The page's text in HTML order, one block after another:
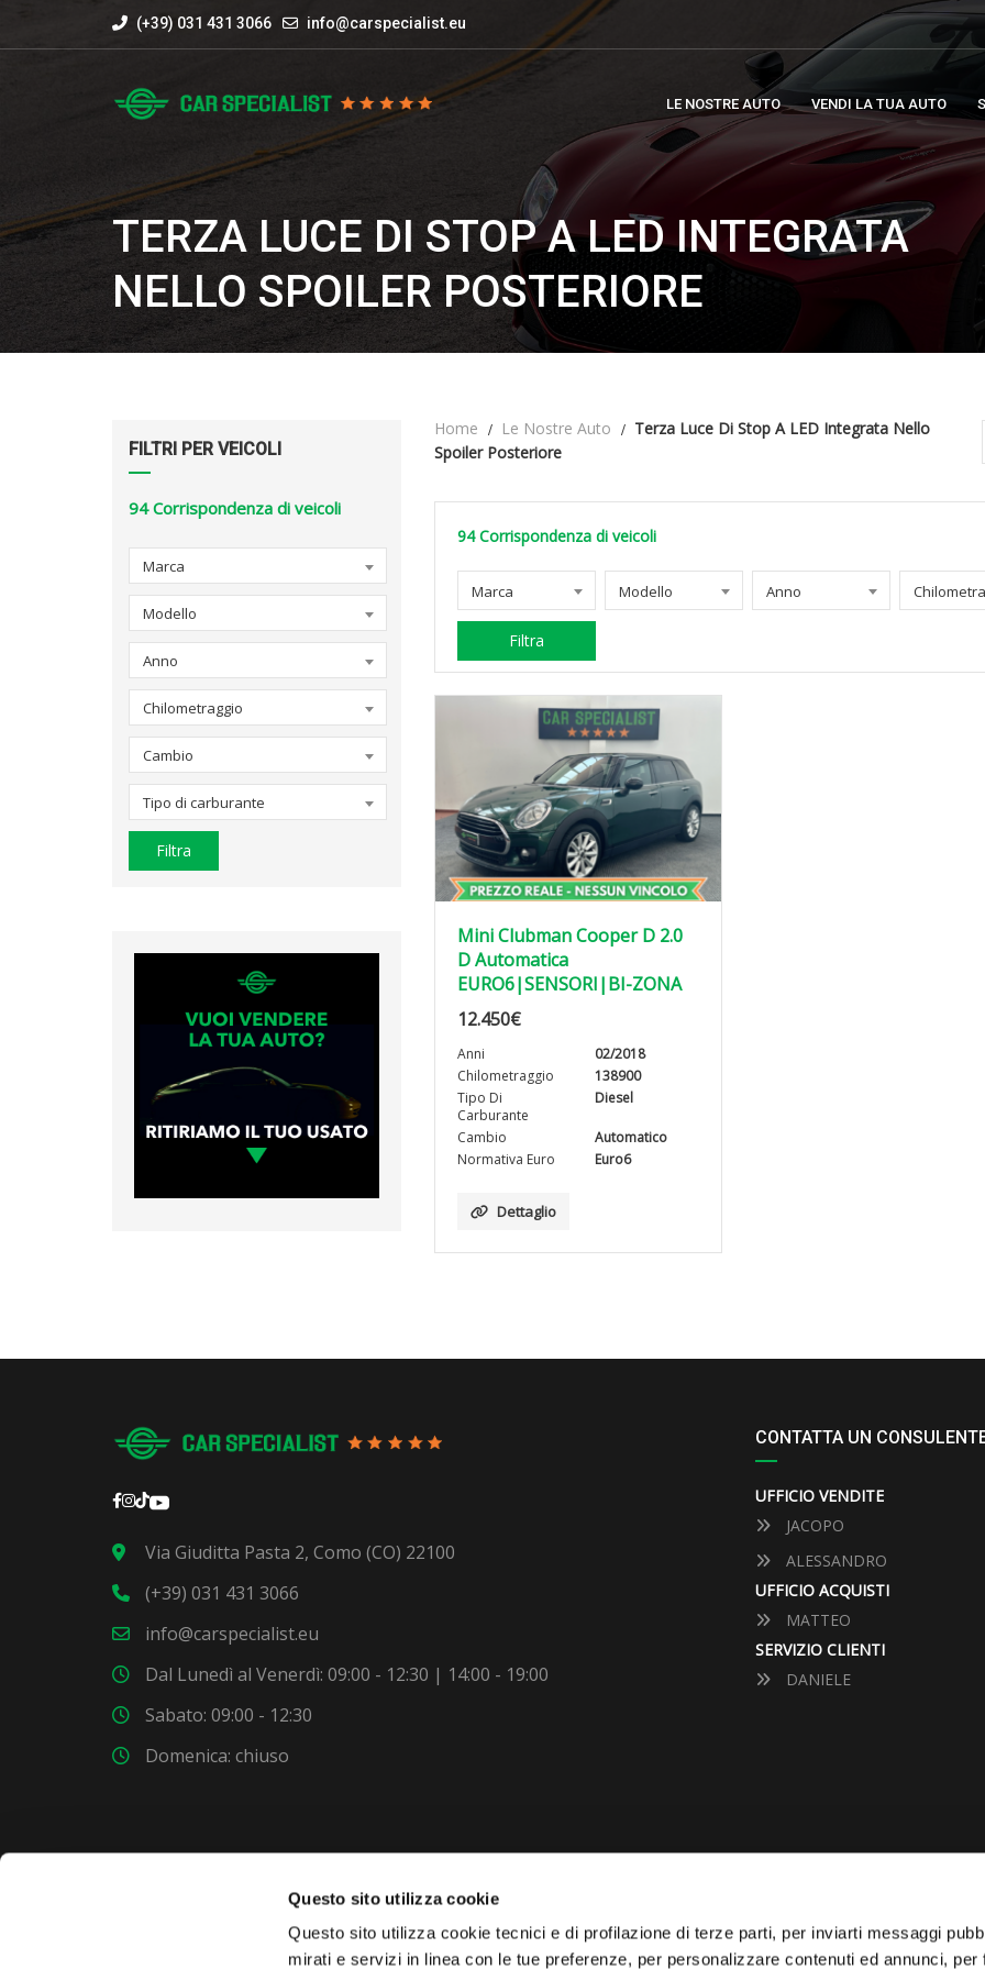
Questo sito utilizza cookie
Questo sito utilizza cookie tecnici e di profilazione di terze parti, per inviarti messaggi
mirati e servizi in linea con le tue preferenze, per personalizzare contenuti ed annunci, per
(+39) 031 431 3066 info@carspecialist.eu
LE NOSTRE AUTO VENDI LA TUA AUTO
TERZA LUCE DI STOP A LED INTEGRATA
NELLO SPOILER POSTERIORE
FILTRI PER VEICOLI
94 Corrispondenza di veicoli
Marca
Modello
Anno
Chilometraggio
Cambio
Tipo di carburante
Filtra
Home Le Nostre Auto
Terza Luce Di Stop A LED Integrata Nello
Spoiler Posteriore
94 Corrispondenza di veicoli
Marca Modello Anno
Filtra
Mini Clubman Cooper D 2.0
D Automatica
EURO6|SENSORI|BI-ZONA
12.450€
Anni
02/2018
Chilometraggio
138900
Tipo Di
Carburante
Diesel
Cambio
Automatico
Normativa Euro
Euro6
Dettaglio
Via Giuditta Pasta 2, Como (CO) 22100
(+39) 031 431 3066
info@carspecialist.eu
Dal Lunedì al Venerdì: 09:00 - 12:30 | 14:00 - 19:00
Sabato: 09:00 - 12:30
Domenica: chiuso
CONTATTA UN
UFFICIO VENDITE
JACOPO
ALESSANDRO
UFFICIO ACQUISTI
MATTEO
SERVIZIO CLIENTI
DANIELE
VUOI COMPRARE UNA NUOVA AUTO? VUOI VENDERE LA TUA